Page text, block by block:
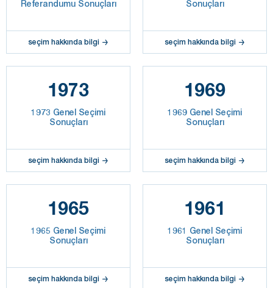
Referandumu Sonuçları
seçim hakkında bilgi
Sonuçları
seçim hakkında bilgi
1973
1973 Genel Seçimi
Sonuçları
seçim hakkında bilgi
1969
1969 Genel Seçimi
Sonuçları
seçim hakkında bilgi
1965
1965 Genel Seçimi
Sonuçları
seçim hakkında bilgi
1961
1961 Genel Seçimi
Sonuçları
seçim hakkında bilgi